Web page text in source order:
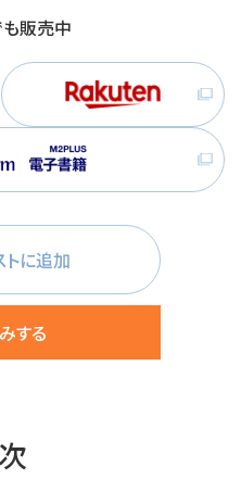
も販売中
に追加
する